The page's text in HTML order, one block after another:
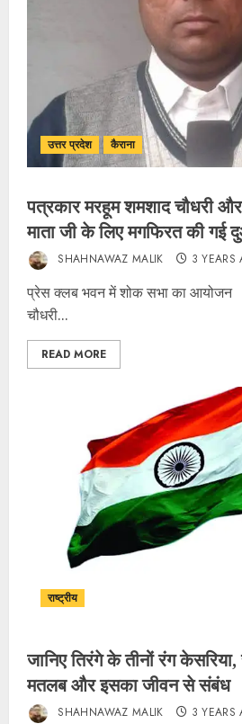
उत्तर प्रदेश कैराना
पत्रकार मरहूम शमशाद चौधरी
माता जी के लिए मगफिरत की गई
SHAHNAWAZ MALIK 3 YEARS
प्रेस क्लब भवन में शोक सभा का आयोजन
चौधरी...
READ MORE
राष्ट्रीय
जानिए तिरंगे के तीनों रंग
मतलब और इसका जीवन से संबंध
SHAHNAWAZ MALIK 3 YEARS